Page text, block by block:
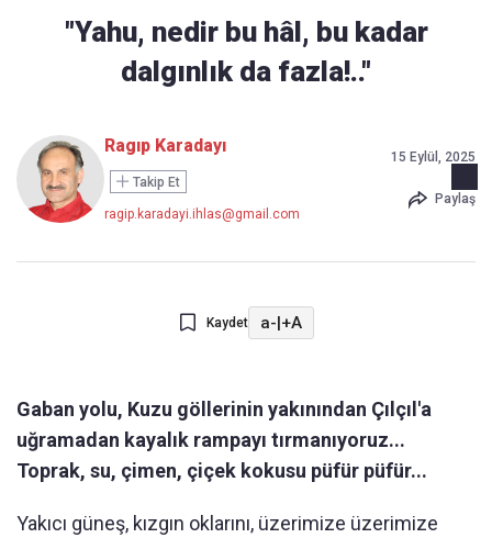
"Yahu, nedir bu hâl, bu kadar
dalgınlık da fazla!.."
Ragıp Karadayı
Takip Et
ragip.karadayi.ihlas@gmail.com
15 Eylül, 2025
Paylaş
Kaydet a-|+A
Gaban yolu, Kuzu göllerinin yakınından Çılçıl'a
uğramadan kayalık rampayı tırmanıyoruz...
Toprak, su, çimen, çiçek kokusu püfür püfür...
Yakıcı güneş, kızgın oklarını, üzerimize üzerimize